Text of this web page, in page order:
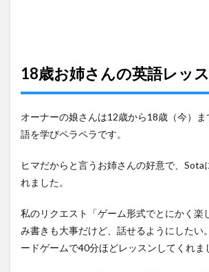
18歳お姉さんの英語レッ
オーナーの娘さんは12歳から18歳（今）
語を学びペラペラです。
ヒマだからと言うお姉さんの好意で、Sota
れました。
私のリクエスト「ゲーム形式でとにかく楽
み書きも大事だけど、話せるようにしたい
ードゲームで40分ほどレッスンしてくれま